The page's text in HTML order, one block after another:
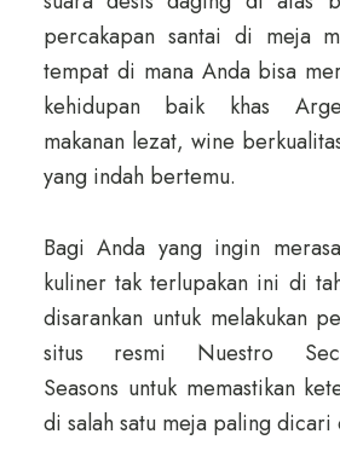
percakapan santai di meja
tempat di mana Anda bisa
kehidupan baik khas
makanan lezat, wine
yang indah bertemu.
Bagi Anda yang ingin
kuliner tak terlupakan ini di
disarankan untuk melakukan
situs resmi Nuestro
Seasons untuk memastikan
di salah satu meja paling dicari